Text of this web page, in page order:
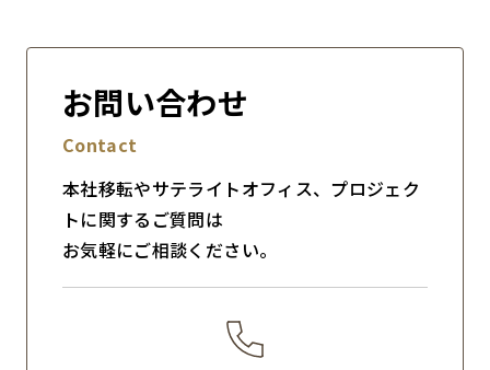
お問い合わせ
Contact
本社移転やサテライトオフィス、プロジェク
トに関するご質問は
お気軽にご相談ください。